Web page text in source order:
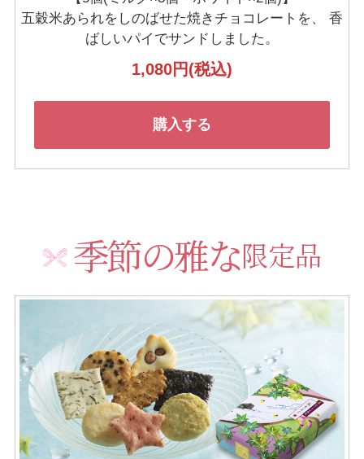
五穀米あられをしのばせた焼きチョコレートを、
香
ばしいパイでサンドしました。
1,080円(税込)
購入する
季節の雅な限定品